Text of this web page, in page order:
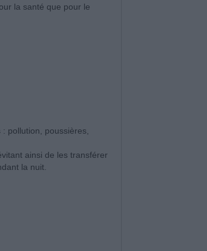
la santé que pour le
pollution, poussières,
ainsi de les transférer
la nuit.